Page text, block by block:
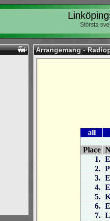
Största
Arrangemang -